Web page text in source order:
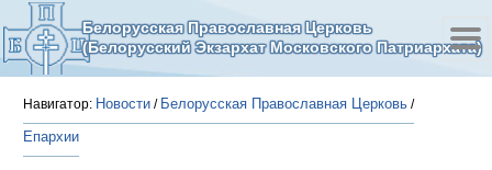
Белорусская Православная Церковь
(Белорусский Экзархат Московского Патриархата)
Навигатор: Новости / Белорусская Православная Церковь /
Епархии